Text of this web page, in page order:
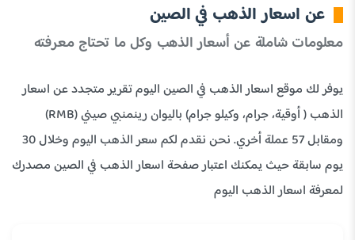
عن اسعار الذهب في الصين
معلومات شاملة عن أسعار الذهب وكل ما تحتاج معرفته
يوفر لك موقع اسعار الذهب في الصين اليوم تقرير متجدد عن اسعار
الذهب ( أوقية، جرام، وكيلو جرام) باليوان رينمنبي صيني (RMB)
ومقابل 57 عملة أخري. نحن نقدم لكم سعر الذهب اليوم وخلال 30
يوم سابقة حيث يمكنك اعتبار صفحة اسعار الذهب في الصين مصدرك
لمعرفة اسعار الذهب اليوم